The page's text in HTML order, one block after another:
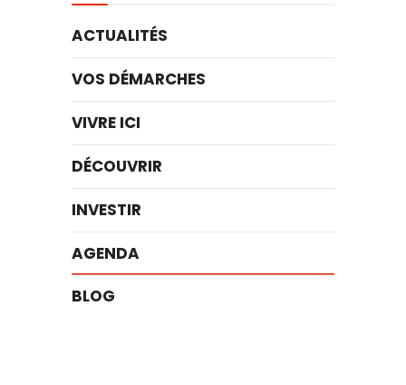
ACTUALITÉS
VOS DÉMARCHES
VIVRE ICI
DÉCOUVRIR
INVESTIR
AGENDA
BLOG